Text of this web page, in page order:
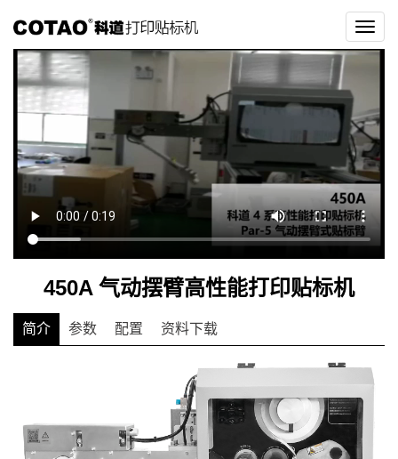
切
换
450A 气动摆臂高性能打印贴标机
简介 参数 配置 资料下载